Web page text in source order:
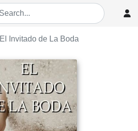
El Invitado de La Boda